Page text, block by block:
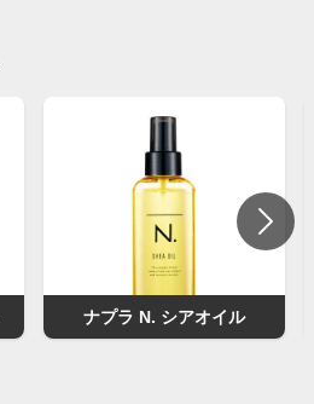
ナプラ N. シアオイル